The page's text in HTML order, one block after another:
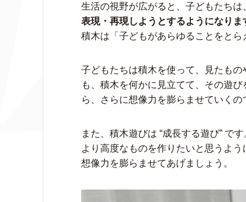
生活の視野が広がると、子どもたちは
表現・再現しようとするようになりま
積木は「子どもがあらゆることをとら
子どもたちは積木を使って、見たも
も、積木を何かに見立てて、その遊
ら、さらに想像力を膨らませていくの
また、積木遊びは “成長する遊び” で
より高度なものを作りたいと思うよ
想像力を膨らませてあげましょう。